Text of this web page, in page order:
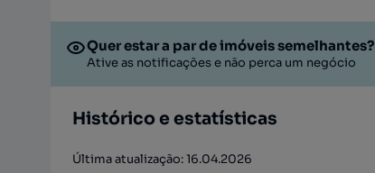
Quer estar a par de imóveis semelhantes?
Ative as notificações e não perca um negócio
Histórico e estatísticas
Última atualização: 16.04.2026